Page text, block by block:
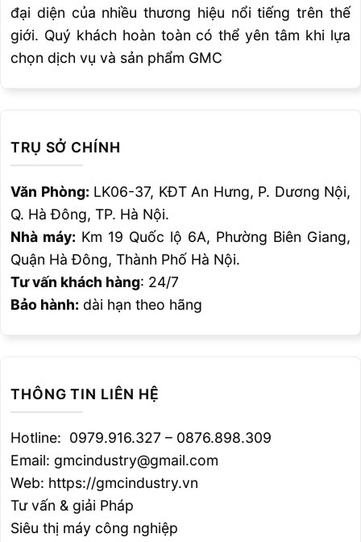
đại diện của nhiều thương hiệu nổi tiếng trên thế
giới. Quý khách hoàn toàn có thể yên tâm khi lựa
chọn dịch vụ và sản phẩm GMC
TRỤ SỞ CHÍNH
Văn Phòng: LK06-37, KĐT An Hưng, P. Dương Nội,
Q. Hà Đông, TP. Hà Nội.
Nhà máy: Km 19 Quốc lộ 6A, Phường Biên Giang,
Quận Hà Đông, Thành Phố Hà Nội.
Tư vấn khách hàng: 24/7
Bảo hành: dài hạn theo hãng
THÔNG TIN LIÊN HỆ
Hotline: 0979.916.327 – 0876.898.309
Email: gmcindustry@gmail.com
Web: https://gmcindustry.vn
Tư vấn & giải Pháp
Siêu thị máy công nghiệp